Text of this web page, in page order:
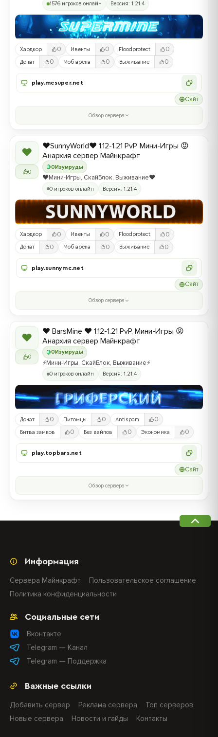
1576 игроков онлайн Версия: 1.21.4
Хардкор 0 Ивенты 0 Floodprotect 0
Донат 0 Моб арена 0 Выживание 0
play.mcsuper.net
Сайт
Обзор сервера
❤
0
0Изумруды
❤️SunnyWorld❤️ 1.12-1.21 PvP, Мини-Игры 😡
Анархия сервер Майнкрафт
❤️Мини-Игры, СкайБлок, Выживание❤️
0 игроков онлайн Версия: 1.21.4
Хардкор 0 Ивенты 0 Floodprotect 0
Донат 0 Моб арена 0 Выживание 0
play.sunnymc.net
Сайт
Обзор сервера
❤
0
0 Изумруды
❤️ BarsMine ❤️ 1.12-1.21 PvP, Мини-Игры 😡
Анархия сервер Майнкрафт
⚡Мини-Игры, СкайБлок, Выживание⚡
0 игроков онлайн Версия: 1.21.4
Донат 0 Питомцы 0 Antispam 0
Битва замков 0 Без вайпов 0 Экономика 0
play.topbars.net
Сайт
Обзор сервера
Важные ссылки
Добавить сервер Реклама сервера
Топ серверов
Новые сервера
Новости и гайды Контакты
Социальные сети
Вконтакте
Telegram — Канал
Telegram — Поддержка
Информация
Сервера Майнкрафт
Пользовательское соглашение
Политика конфиденциальности